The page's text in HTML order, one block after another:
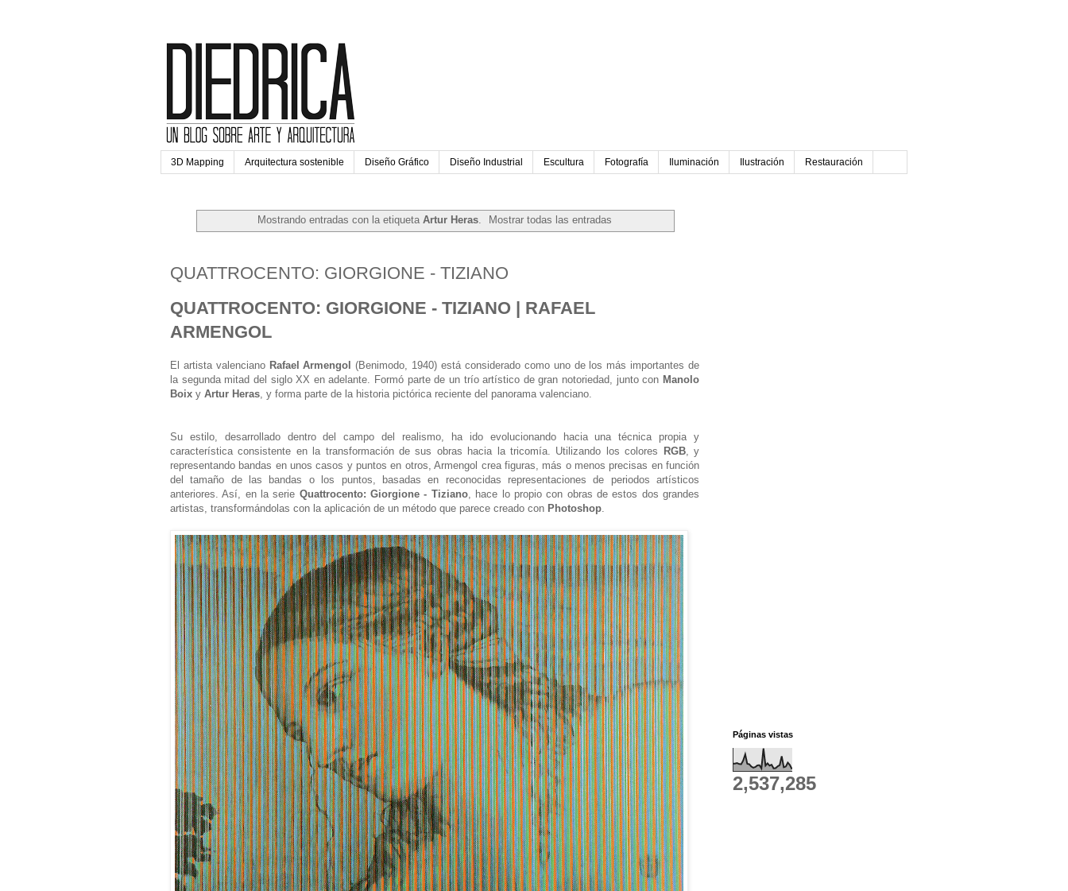
3D Mapping Arquitectura sostenible Diseño Gráfico Diseño Industrial Escultura Fotografía Iluminación Ilustración Restauración
Mostrando entradas con la etiqueta Artur Heras. Mostrar todas las entradas
QUATTROCENTO: GIORGIONE - TIZIANO
QUATTROCENTO: GIORGIONE - TIZIANO | RAFAEL
ARMENGOL
El artista valenciano Rafael Armengol (Benimodo, 1940) está considerado como uno de los más importantes de
la segunda mitad del siglo XX en adelante. Formó parte de un trío artístico de gran notoriedad, junto con Manolo
Boix y Artur Heras , y forma parte de la historia pictórica reciente del panorama valenciano.
Su estilo, desarrollado dentro del campo del realismo, ha ido evolucionando hacia una técnica propia y
característica consistente en la transformación de sus obras hacia la tricomía. Utilizando los colores
RGB, y
representando bandas en unos casos y puntos en otros, Armengol crea figuras, más o menos precisas en función
del tamaño de las bandas o los puntos, basadas en reconocidas representaciones de periodos artísticos
anteriores. Así, en la serie Quattrocento: Giorgione - Tiziano, hace lo propio con obras de estos dos grandes
artistas, transformándolas con la aplicación de un método que parece creado con Photoshop
Páginas vistas
2,537,285